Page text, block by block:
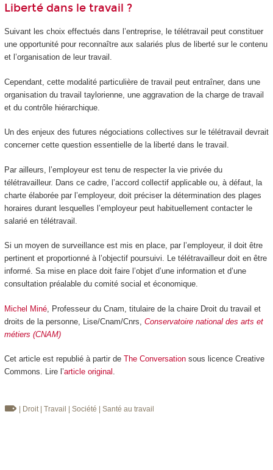
Liberté dans le travail ?
Suivant les choix effectués dans l’entreprise, le télétravail peut constituer
une opportunité pour reconnaître aux salariés plus de liberté sur le contenu
et l’organisation de leur travail.
Cependant, cette modalité particulière de travail peut entraîner, dans une
organisation du travail taylorienne, une aggravation de la charge de travail
et du contrôle hiérarchique.
Un des enjeux des futures négociations collectives sur le télétravail devrait
concerner cette question essentielle de la liberté dans le travail.
Par ailleurs, l’employeur est tenu de respecter la vie privée du
télétravailleur. Dans ce cadre, l’accord collectif applicable ou, à défaut, la
charte élaborée par l’employeur, doit préciser la détermination des plages
horaires durant lesquelles l’employeur peut habituellement contacter le
salarié en télétravail.
Si un moyen de surveillance est mis en place, par l’employeur, il doit être
pertinent et proportionné à l’objectif poursuivi. Le télétravailleur doit en être
informé. Sa mise en place doit faire l’objet d’une information et d’une
consultation préalable du comité social et économique.
Michel Miné, Professeur du Cnam, titulaire de la chaire Droit du travail et
droits de la personne, Lise/Cnam/Cnrs, Conservatoire national des arts et
métiers (CNAM)
Cet article est republié à partir de The Conversationsous licence Creative
Commons. Lire l’article original .
| Droit | Travail | Société | Santé au travail